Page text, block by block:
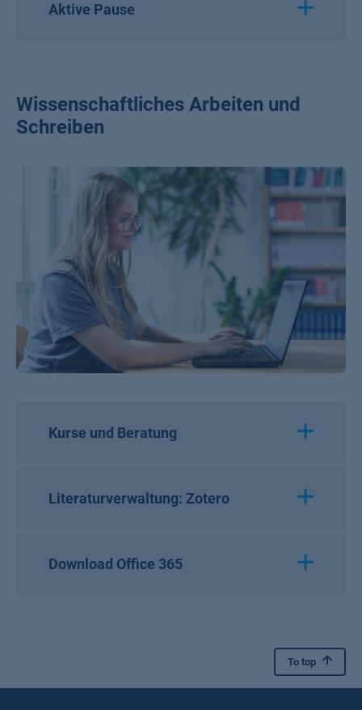
Aktive Pause
Wissenschaftliches Arbeiten und
Schreiben
Kurse und Beratung
Literaturverwaltung: Zotero
Download Office 365
To top